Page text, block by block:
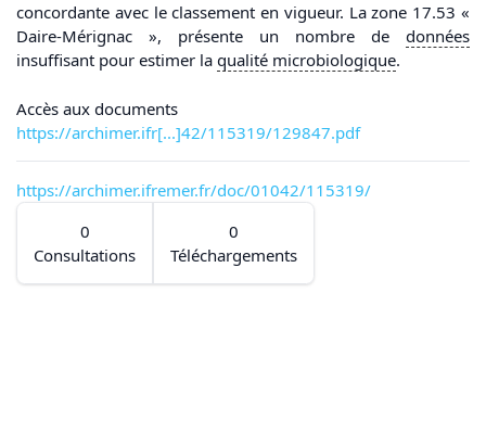
concordante avec le classement en vigueur. La zone 17.53 «
Daire-Mérignac », présente un nombre de données
insuffisant pour estimer la qualité microbiologique.
Accès aux documents
https://archimer.ifr[...]42/115319/129847.pdf
https://archimer.ifremer.fr/doc/01042/115319/
0
Consultations
0
Téléchargements